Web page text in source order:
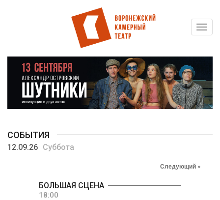
основному
содержанию
СОБЫТИЯ
12.09.26 Суббота
Следующий »
БОЛЬШАЯ СЦЕНА
18:00